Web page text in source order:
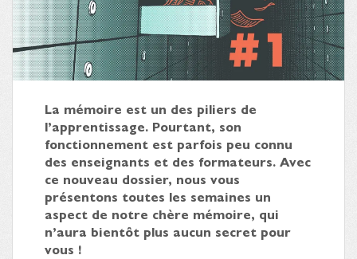
La mémoire est un des piliers de
l’apprentissage. Pourtant, son
fonctionnement est parfois peu connu
des enseignants et des formateurs. Avec
ce nouveau dossier, nous vous
présentons toutes les semaines un
aspect de notre chère mémoire, qui
n’aura bientôt plus aucun secret pour
vous !